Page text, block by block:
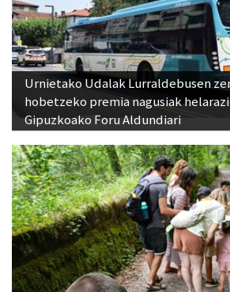
Urnietako Udalak Lurraldebusen
hobetzeko premia nagusiak
Gipuzkoako Foru Aldundiari